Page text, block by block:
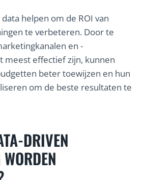
helpen om de ROI van
te verbeteren. Door te
en -
meest effectief zijn, kunnen
beter toewijzen en hun
om de beste resultaten te
DRIVEN